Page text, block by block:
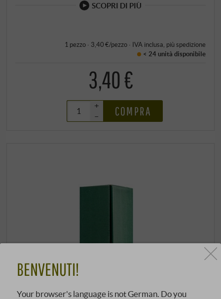
SCOPRI DI PIÙ
1 pezzo · 3,40 €/pezzo· IVA inclusa , più spedizione
< 24 unità disponibile
3,40 €
+
–
COMPRA
BENVENUTI!
Your browser's language is not German. Do you